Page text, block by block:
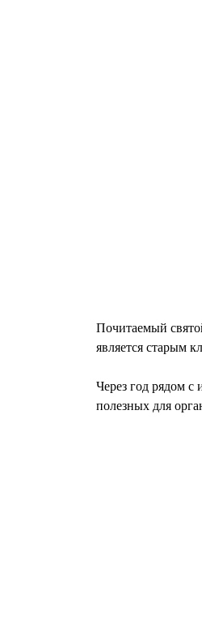
Почитаемый
является старым
Через год рядом с
полезных для